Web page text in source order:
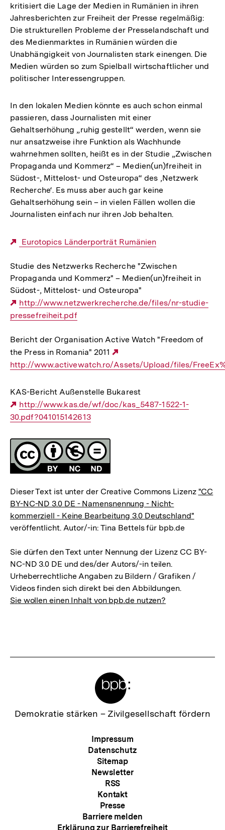
kritisiert die Lage der Medien in Rumänien in ihren
Jahresberichten zur Freiheit der Presse regelmäßig:
Die strukturellen Probleme der Presselandschaft und
des Medienmarktes in Rumänien würden die
Unabhängigkeit von Journalisten stark einengen. Die
Medien würden so zum Spielball wirtschaftlicher und
politischer Interessengruppen.
In den lokalen Medien könnte es auch schon einmal
passieren, dass Journalisten mit einer
Gehaltserhöhung „ruhig gestellt“ werden, wenn sie
nur ansatzweise ihre Funktion als Wachhunde
wahrnehmen sollten, heißt es in der Studie „Zwischen
Propaganda und Kommerz“ – Medien(un)freiheit in
Südost-, Mittelost- und Osteuropa“ des ‚Netzwerk
Recherche‘. Es muss aber auch gar keine
Gehaltserhöhung sein – in vielen Fällen wollen die
Journalisten einfach nur ihren Job behalten.
Externer
Eurotopics Länderporträt Rumänien
Studie des Netzwerks Recherche "Zwischen
Propaganda und Kommerz" – Medien(un)freiheit in
Südost-, Mittelost- und Osteuropa"
Externer
Link:
http://www.netzwerkrecherche.de/files/nr-studie-
pressefreiheit.pdf
Bericht der Organisation Active Watch "Freedom of
the Press in Romania" 2011
Link:
http://www.activewatch.ro/Assets/Upload/files/
KAS-Bericht Außenstelle Bukarest
Externer
Link:
http://www.kas.de/wf/doc/kas_5487-1522-1-
30.pdf?041015142613
Fussnoten
Lizenz
Dieser Text ist unter der Creative Commons Lizenz "CC
BY-NC-ND 3.0 DE - Namensnennung - Nicht-
kommerziell - Keine Bearbeitung 3.0 Deutschland"
veröffentlicht. Autor/-in: Tina Bettels für bpb.de
Sie dürfen den Text unter Nennung der Lizenz CC BY-
NC-ND 3.0 DE und des/der Autors/-in teilen.
Urheberrechtliche Angaben zu Bildern / Grafiken /
Videos finden sich direkt bei den Abbildungen.
Sie wollen einen Inhalt von bpb.de nutzen?
Zur
Demokratie stärken – Zivilgesellschaft fördern
Meta-
Navigation
Impressum
Datenschutz
Sitemap
Newsletter
RSS
Kontakt
Presse
Barriere melden
Erklärung zur Barrierefreiheit